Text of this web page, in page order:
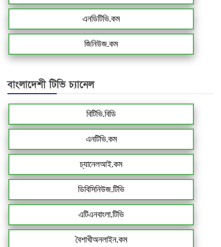
এনডিটিভি.কম
জিনিউজ.কম
বাংলাদেশী টিভি চ্যানেল
বিটিভি.বিডি
এনটিভি.কম
চ্যানেলআই.কম
ডিবিসিনিউজ.টিভি
এটিএনবাংলা.টিভি
বৈশাখীঅনলাইন.কম